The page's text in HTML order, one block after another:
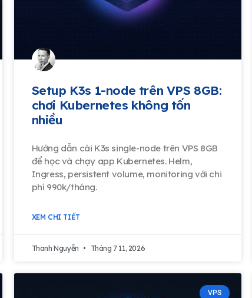
Setup K3s 1-node trên VPS 8GB:
chơi Kubernetes không tốn
nhiều
Hướng dẫn cài K3s single-node trên VPS 8GB
để học và chạy app Kubernetes. Helm,
Ingress, persistent volume, monitoring với chi
phí 990k/tháng.
XEM CHI TIẾT
Thanh Nguyễn Tháng 7 11, 2026
VPS